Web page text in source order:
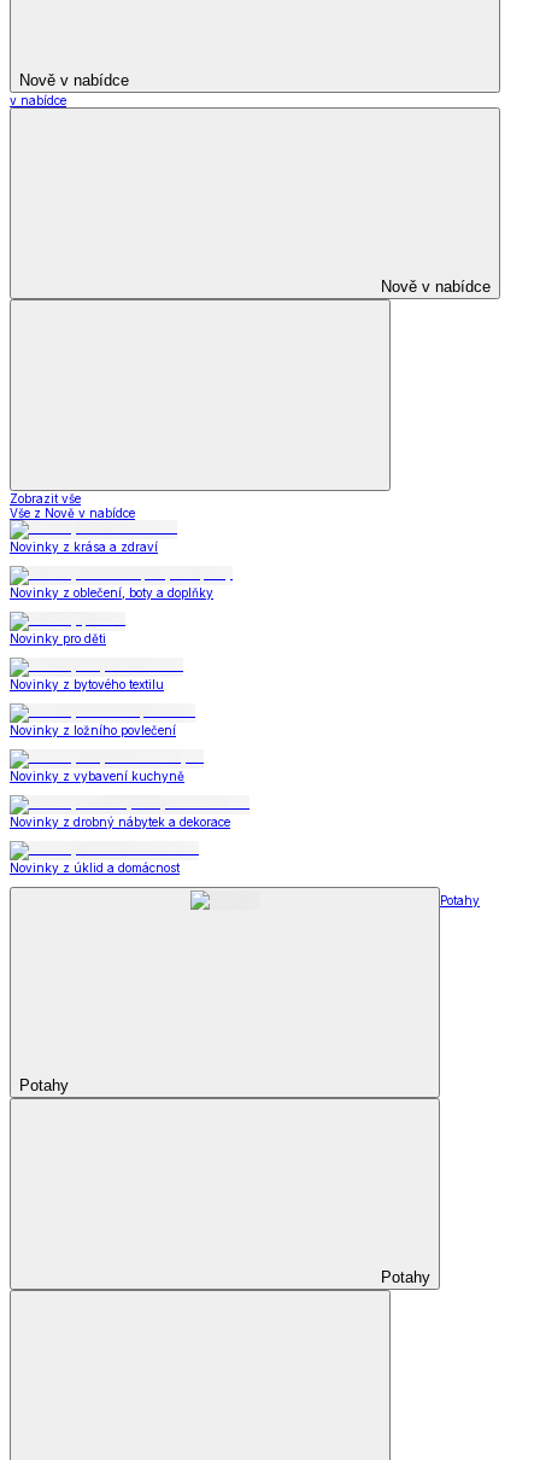
Nově v nabídce
v nabídce
Nově v nabídce
Zobrazit vše
Vše z Nově v nabídce
Novinky z krása a zdraví
Novinky z oblečení, boty a doplňky
Novinky pro děti
Novinky z bytového textilu
Novinky z ložního povlečení
Novinky z vybavení kuchyně
Novinky z drobný nábytek a dekorace
Novinky z úklid a domácnost
Potahy
Potahy
Potahy